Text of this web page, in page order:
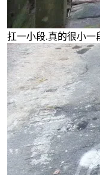
扛一小段.真的很小一